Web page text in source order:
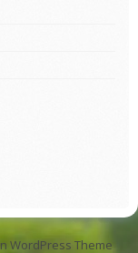
WordPress Theme